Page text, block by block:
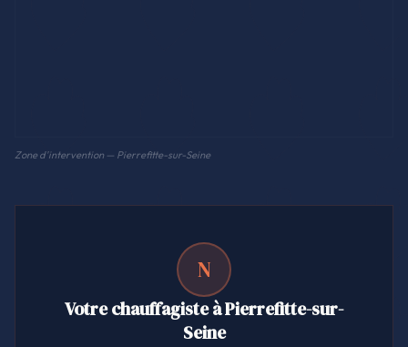
Zone d'intervention — Pierrefitte-sur-Seine
N
Votre chauffagiste à Pierrefitte-sur-
Seine